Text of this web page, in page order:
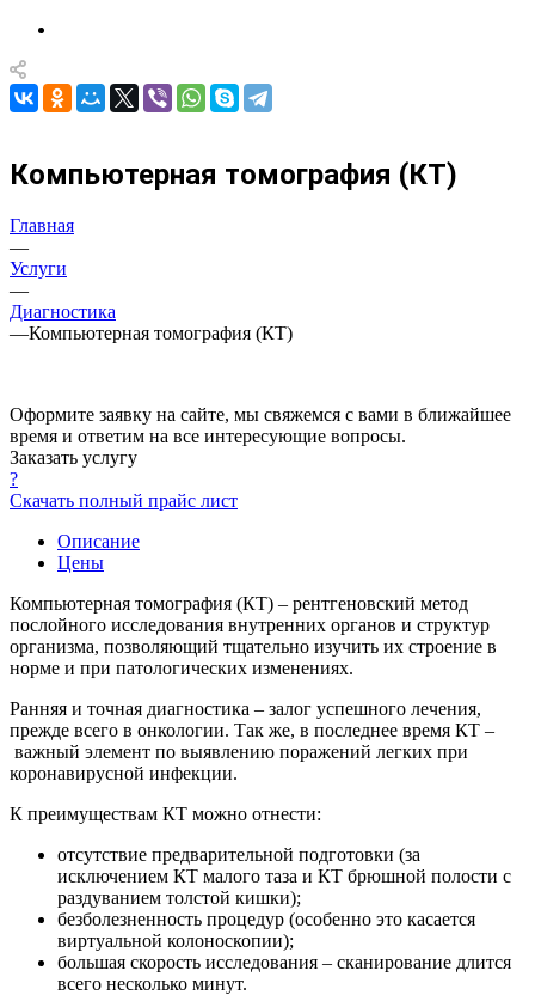
Компьютерная томография (КТ)
Главная
—
Услуги
—
Диагностика
—Компьютерная томография (КТ)
Оформите заявку на сайте, мы свяжемся с вами в ближайшее
время и ответим на все интересующие вопросы.
Заказать услугу
?
Скачать полный прайс лист
Описание
Цены
Компьютерная томография (КТ) – рентгеновский метод
послойного исследования внутренних органов и структур
организма, позволяющий тщательно изучить их строение в
норме и при патологических изменениях.
Ранняя и точная диагностика – залог успешного лечения,
прежде всего в онкологии. Так же, в последнее время КТ –
важный элемент по выявлению поражений легких при
коронавирусной инфекции.
К преимуществам КТ можно отнести:
отсутствие предварительной подготовки (за
исключением КТ малого таза и КТ брюшной полости с
раздуванием толстой кишки);
безболезненность процедур (особенно это касается
виртуальной колоноскопии);
большая скорость исследования – сканирование длится
всего несколько минут.